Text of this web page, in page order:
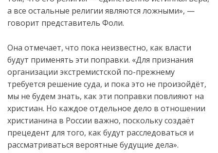
а все остальные религии являются ложными», —
говорит представитель Фоли.
Она отмечает, что пока неизвестно, как власти
будут применять эти поправки. «Для признания
организации экстремистской по-прежнему
требуется решение суда, и пока это не произойдёт,
мы не будем знать, как эти поправки повлияют на
христиан. Но каждое отдельное дело в отношении
христианина в России важно, поскольку создаёт
прецедент для того, как будут расследоваться и
рассматриваться вероятные будущие дела».